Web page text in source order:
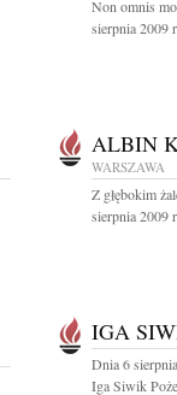
Non omnis
sierpnia 2009
ALBIN
WARSZAWA
Z głębokim
sierpnia 2009
IGA
Dnia 6
Iga Siwik